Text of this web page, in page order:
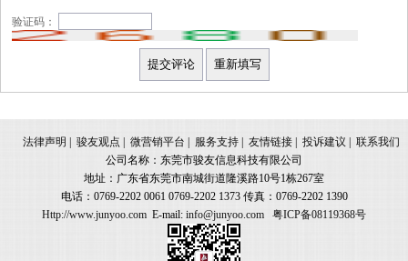
验证码：
法律声明 骏友观点 微营销平台 服务支持 友情链接 投诉建议
联系我们
公司名称：东莞市骏友信息科技有限公司
地址：广东省东莞市南城街道隆溪路10号1栋267室
电话：0769-2202 0061 0769-2202 1373 传真：0769-2202 1390
Http://www.junyoo.com E-mail: info@junyoo.com 粤ICP备08119368号